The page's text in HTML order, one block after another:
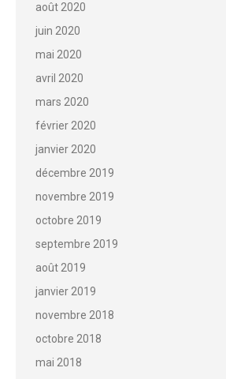
août 2020
juin 2020
mai 2020
avril 2020
mars 2020
février 2020
janvier 2020
décembre 2019
novembre 2019
octobre 2019
septembre 2019
août 2019
janvier 2019
novembre 2018
octobre 2018
mai 2018